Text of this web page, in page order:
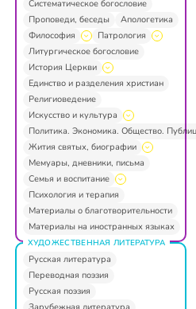
Систематическое богословие
Проповеди, беседы
Апологетика
Философия
Патрология
Литургическое богословие
История Церкви
Единство и разделения христиан
Религиоведение
Искусство и культура
Политика. Экономика. Общество.
Жития святых, биографии
Мемуары, дневники, письма
Семья и воспитание
Психология и терапия
Материалы о благотворительности
Материалы на иностранных языках
ХУДОЖЕСТВЕННАЯ ЛИТЕРАТУРА
Русская литература
Переводная поэзия
Русская поэзия
Зарубежная литература